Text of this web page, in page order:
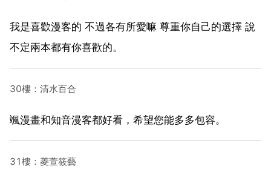
我是喜歡漫客的 不過各有所愛嘛 尊重你自己的選擇 說
不定兩本都有你喜歡的。
30樓：清水百合
颯漫畫和知音漫客都好看，希望您能多多包容。
31樓：菱萱筱藝